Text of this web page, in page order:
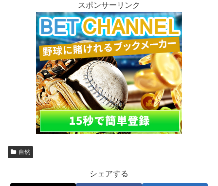
スポンサーリンク
自然
シェアする